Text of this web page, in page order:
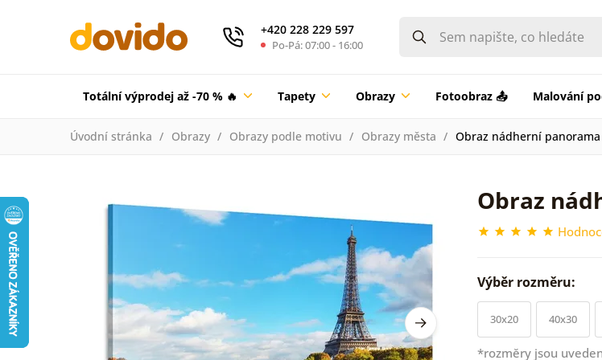
+420 228 229 597
Po-Pá: 07:00 - 16:00
Totální výprodej až -70 % 🔥 Tapety Obrazy Fotoobraz 📤 Malování
Úvodní stránka Obrazy Obrazy podle motivu Obrazy města Obraz nádherní
Obraz
Výběr rozměru:
30x20 40x30
*rozměry jsou